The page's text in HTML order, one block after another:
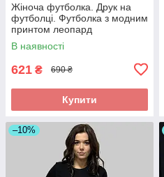
Жіноча футболка. Друк на
футболці. Футболка з модним
принтом леопард
В наявності
621 ₴ 690 ₴
Купити
–10%